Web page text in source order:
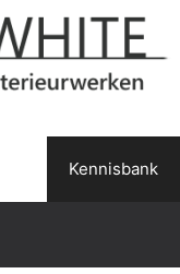
Kennisbank